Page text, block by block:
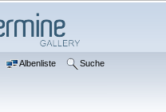
Albenliste Suche